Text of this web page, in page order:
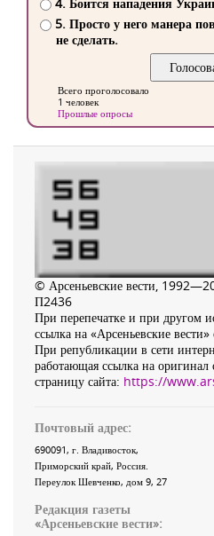
4. Боится нападения
5. Просто у него манера
не сделать.
Всего проголосовало
1 человек
Прошлые опросы
© Арсеньевские вести,
П2436
При перепечатке и при другом
ссылка на «Арсеньевские вести»
При републикации в сети
работающая ссылка на оригинал
страницу сайта: https://
Почтовый адрес:
690091, г. Владивосток,
Приморский край, Россия
Переулок Шевченко, дом 9, 27
Редакция газеты
«Арсеньевские вести»: